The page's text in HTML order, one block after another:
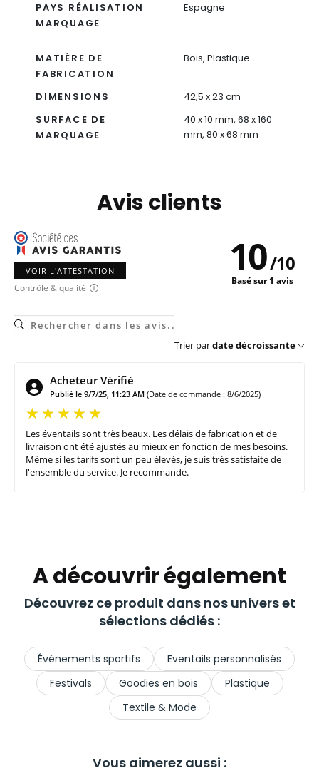
PAYS RÉALISATION
MARQUAGE
Espagne
MATIÈRE DE
FABRICATION
Bois, Plastique
DIMENSIONS
42,5 x 23 cm
SURFACE DE
MARQUAGE
40 x 10 mm, 68 x 160
mm, 80 x 68 mm
Avis clients
VOIR L'ATTESTATION
Contrôle & qualité
10/10
Basé sur 1 avis
Trier pardate décroissante
Acheteur Vérifié
Publié le 9/7/25, 11:23 AM (Date de commande : 8/6/2025)
Les éventails sont très beaux. Les délais de fabrication et de
livraison ont été ajustés au mieux en fonction de mes besoins.
Même si les tarifs sont un peu élevés, je suis très satisfaite de
l'ensemble du service. Je recommande.
A découvrir également
Découvrez ce produit dans nos univers et
sélections dédiés :
Événements sportifs
Eventails personnalisés
Festivals
Goodies en bois
Plastique
Textile & Mode
Vous aimerez aussi :